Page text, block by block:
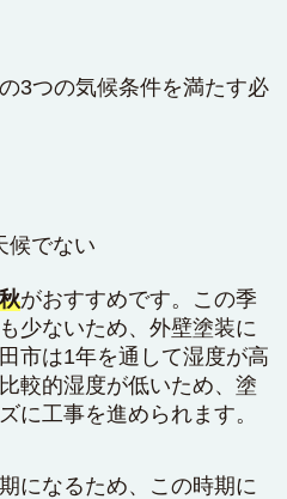
3つの気候条件を満たす必
候でない
がおすすめです。この季
少ないため、外壁塗装に
市は1年を通して湿度が高
較的湿度が低いため、塗
に工事を進められます。
になるため、この時期に